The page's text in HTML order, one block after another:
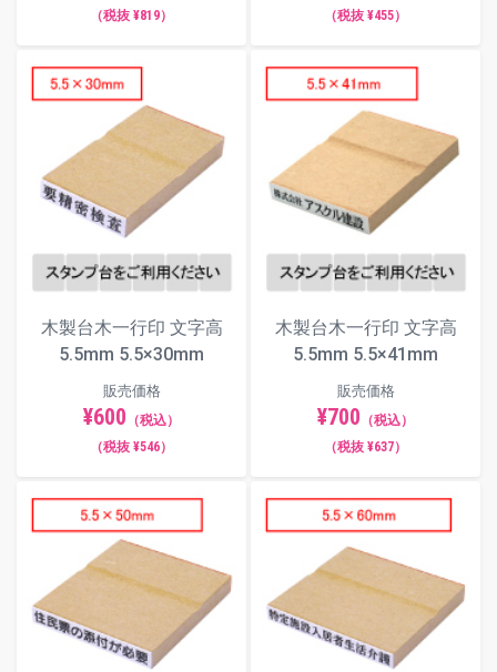
（税抜 ¥819）
（税抜 ¥455）
木製台木一行印 文字高
5.5mm 5.5×30mm
販売価格
¥600 （税込）
（税抜 ¥546）
木製台木一行印 文字高
5.5mm 5.5×41mm
販売価格
¥700 （税込）
（税抜 ¥637）